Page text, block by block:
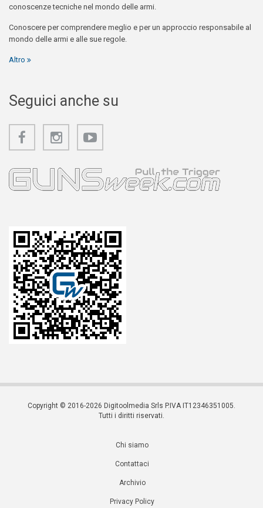
conoscenze tecniche nel mondo delle armi.
Conoscere per comprendere meglio e per un approccio responsabile al
mondo delle armi e alle sue regole.
Altro
Seguici anche su
Copyright © 2016-2026 Digitoolmedia Srls P.IVA IT12346351005.
Tutti i diritti riservati.
Chi siamo
Contattaci
Archivio
Privacy Policy